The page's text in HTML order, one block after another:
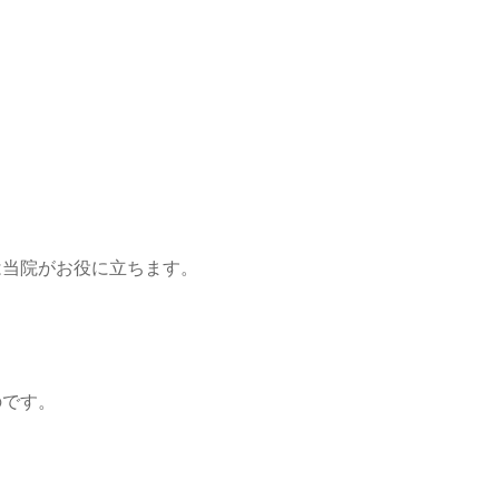
院がお役に立ちます。
す。